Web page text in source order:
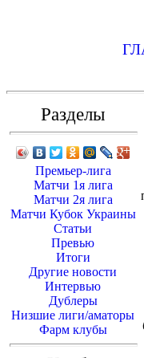
Разделы
Премьер-лига
Матчи 1я лига
Матчи 2я лига
Матчи Кубок Украины
Статьи
Превью
Итоги
Другие новости
Интервью
Дублеры
Низшие лиги/аматоры
Фарм клубы